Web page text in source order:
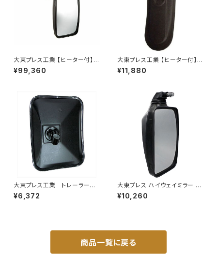
大東プレス工業 【ヒーター付】ハ
イウェイミラー リモコン+ヒータ
ー付 DI-6021CXE
¥99,360
大東プレス工業 【ヒーター付】サ
イドミラー/バックミラー H40
0 ヒーター DI-8Z
¥11,880
大東プレス工業 トレーラーミ
ラー 黒 UD L013 NS
角型 左 DI-58B
¥6,372
大東プレス ハイウェイミラー R1
¥10,260
商品一覧に戻る